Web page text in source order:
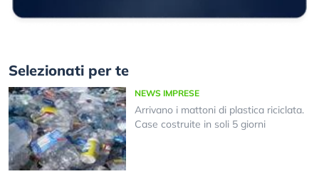
Selezionati per te
NEWS IMPRESE
Arrivano i mattoni di plastica riciclata.
Case costruite in soli 5 giorni